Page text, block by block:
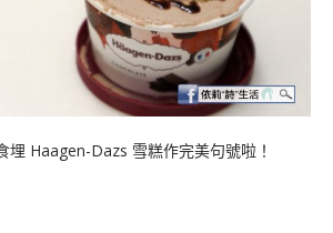
埋 Haagen-Dazs 雪糕作完美句號啦！